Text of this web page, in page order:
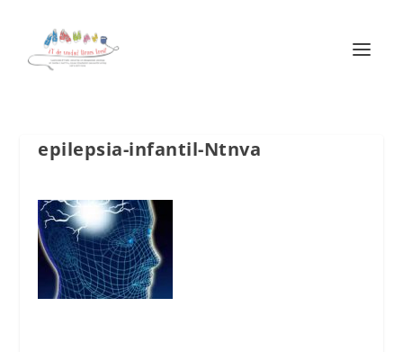
epilepsia-infantil-Ntnva